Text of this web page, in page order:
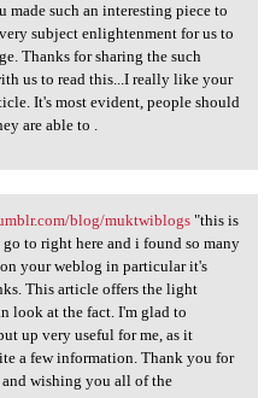
made such an interesting piece to
subject enlightenment for us to
Thanks for sharing the such
us to read this...I really like your
It's most evident, people should
are able to .
blog
blog/muktwiblogs"this is
to right here and i found so many
your weblog in particular it's
This article offers the light
look at the fact. I'm glad to
up very useful for me, as it
a few information. Thank you for
wishing you all of the